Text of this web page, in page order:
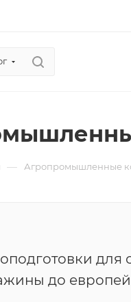
— Агропромышленные
для
до